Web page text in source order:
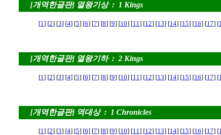
[개역한글판] 열왕기상 : 1 Kings
[1] [2] [3] [4] [5] [6] [7] [8] [9] [10] [11] [12] [13] [14] [15] [16] [17] [
[개역한글판] 열왕기하 : 2 Kings
[1] [2] [3] [4] [5] [6] [7] [8] [9] [10] [11] [12] [13] [14] [15] [16] [17] [
[개역한글판] 역대상 : 1 Chronicles
[1] [2] [3] [4] [5] [6] [7] [8] [9] [10] [11] [12] [13] [14] [15] [16] [17] [